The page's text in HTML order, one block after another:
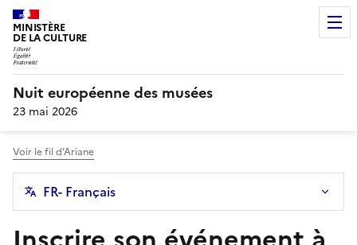
MINISTÈRE
DE LA CULTURE
Nuit européenne des musées
23 mai 2026
Voir le fil d’Ariane
FR- Français